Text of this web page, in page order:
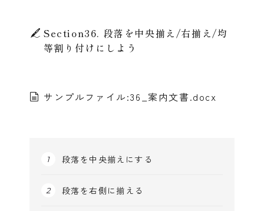
Section36. 段落を中央揃え/右揃え/均
等割り付けにしよう
サンプルファイル:36_案内文書.docx
段落を中央揃えにする
段落を右側に揃える